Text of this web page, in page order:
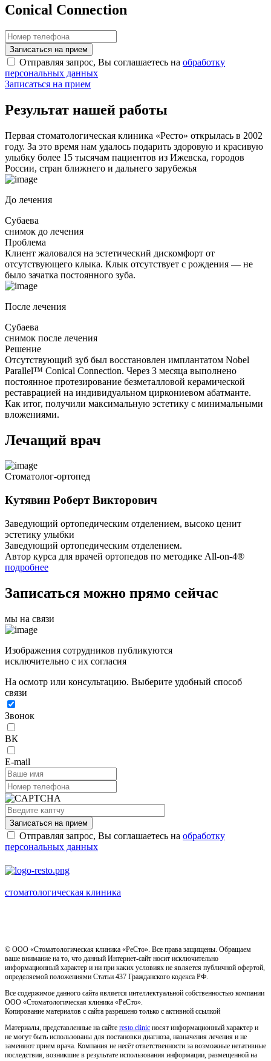
Conical Connection
Записаться на прием
Отправляя запрос, Вы соглашаетесь на обработку
персональных данных
Записаться на прием
Результат нашей работы
Первая стоматологическая клиника «Реcто» открылась в 2002
году. За это время нам удалось подарить здоровую и красивую
улыбку более 15 тысячам пациентов из Ижевска, городов
России, стран ближнего и дальнего зарубежья
До лечения
Субаева
снимок до лечения
Проблема
Клиент жаловался на эстетический дискомфорт от
отсутствующего клыка. Клык отсутствует с рождения — не
было зачатка постоянного зуба.
После лечения
Субаева
снимок после лечения
Решение
Отсутствующий зуб был восстановлен имплантатом Nobel
Parallel™ Conical Connection. Через 3 месяца выполнено
постоянное протезирование безметалловой керамической
реставрацией на индивидуальном циркониевом абатманте.
Как итог, получили максимальную эстетику с минимальными
вложениями.
Лечащий врач
Стоматолог-ортопед
Кутявин Роберт Викторович
Заведующий ортопедическим отделением, высоко ценит
эстетику улыбки
Заведующий ортопедическим отделением.
Автор курса для врачей ортопедов по методике All-on-4®
подробнее
Записаться можно прямо сейчас
мы на связи
Изображения сотрудников публикуются
исключительно с их согласия
На осмотр или консультацию. Выберите удобный способ
связи
Звонок
ВК
E-mail
Записаться на прием
Отправляя запрос, Вы соглашаетесь на обработку
персональных данных
стоматологическая клиника
© ООО «Стоматологическая клиника «РеСто». Все права защищены. Обращаем
ваше внимание на то, что данный Интернет-сайт носит исключительно
информационный характер и ни при каких условиях не является публичной офертой,
определяемой положениями Статьи 437 Гражданского кодекса РФ.
Все содержимое данного сайта является интеллектуальной собственностью компании
ООО «Стоматологическая клиника «РеСто».
Копирование материалов с сайта разрешено только с активной ссылкой
Материалы, представленные на сайте resto.clinic носят информационный характер и
не могут быть использованы для постановки диагноза, назначения лечения и не
заменяют прием врача. Компания не несёт ответственности за возможные негативные
последствия, возникшие в результате использования информации, размещенной на